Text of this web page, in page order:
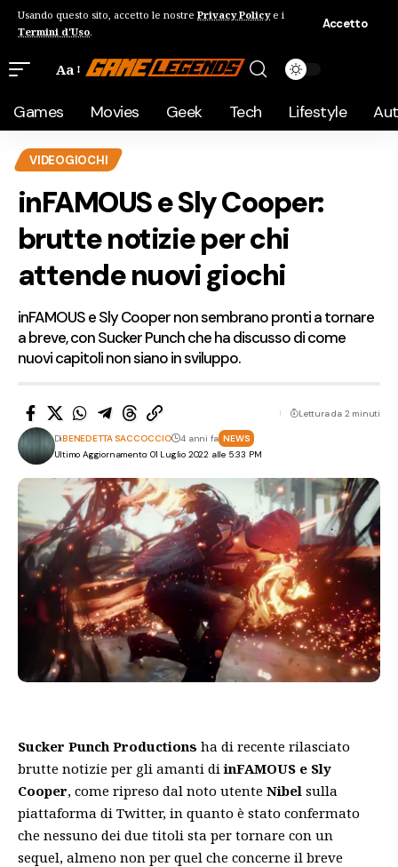
Usando questo sito, accetto le nostre Privacy Policye i
Termini d'Uso.
Accetto
Aa
Games Movies Geek Tech Lifestyle
VIDEOGIOCHI
inFAMOUS e Sly Cooper:
brutte notizie per chi
attende nuovi giochi
inFAMOUS e Sly Cooper non sembrano pronti a tornare
a breve, con Sucker Punch che ha discusso di come
nuovi capitoli non siano in sviluppo.
Ultimo Aggiornamento: 01 Luglio 2022 alle 5:33 PM
DiBENEDETTA SACCOCCIO 4 anni fa NEWS
Lettura da 2 minuti
Sucker Punch Productions ha di recente rilasciato
brutte notizie per gli amanti diinFAMOUS e Sly
Cooper, come ripreso dal noto utente Nibel sulla
piattaforma di Twitter, in quanto è stato confermato
che nessuno dei due titoli sta per tornare con un
sequel, almeno non per quel che concerne il breve